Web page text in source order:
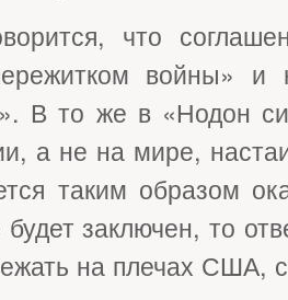
что
войны» и
В то же в «Нодон
а не на мире,
таким образом
заключен, то
на плечах США,